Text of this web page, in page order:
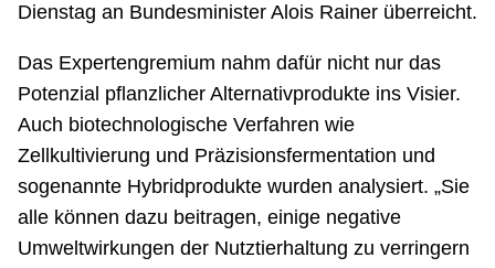
Dienstag an Bundesminister Alois Rainer überreicht.
Das Expertengremium nahm dafür nicht nur das
Potenzial pflanzlicher Alternativprodukte ins Visier.
Auch biotechnologische Verfahren wie
Zellkultivierung und Präzisionsfermentation und
sogenannte Hybridprodukte wurden analysiert. „Sie
alle können dazu beitragen, einige negative
Umweltwirkungen der Nutztierhaltung zu verringern